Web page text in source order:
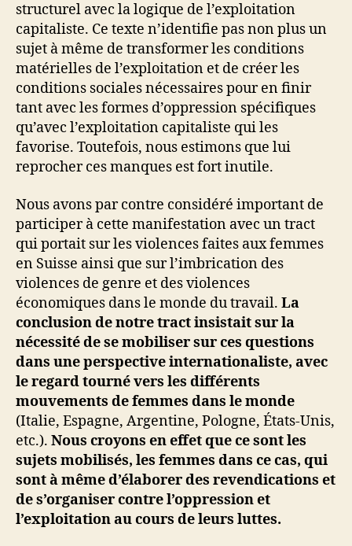
structurel avec la logique de l’exploitation
capitaliste. Ce texte n’identifie pas non plus un
sujet à même de transformer les conditions
matérielles de l’exploitation et de créer les
conditions sociales nécessaires pour en finir
tant avec les formes d’oppression spécifiques
qu’avec l’exploitation capitaliste qui les
favorise. Toutefois, nous estimons que lui
reprocher ces manques est fort inutile.
Nous avons par contre considéré important de
participer à cette manifestation avec un tract
qui portait sur les violences faites aux femmes
en Suisse ainsi que sur l’imbrication des
violences de genre et des violences
économiques dans le monde du travail. La
conclusion de notre tract insistait sur la
nécessité de se mobiliser sur ces questions
dans une perspective internationaliste, avec
le regard tourné vers les différents
mouvements de femmes dans le monde
(Italie, Espagne, Argentine, Pologne, États-Unis,
etc.). Nous croyons en effet que ce sont les
sujets mobilisés, les femmes dans ce cas, qui
sont à même d’élaborer des revendications et
de s’organiser contre l’oppression et
l’exploitation au cours de leurs luttes.